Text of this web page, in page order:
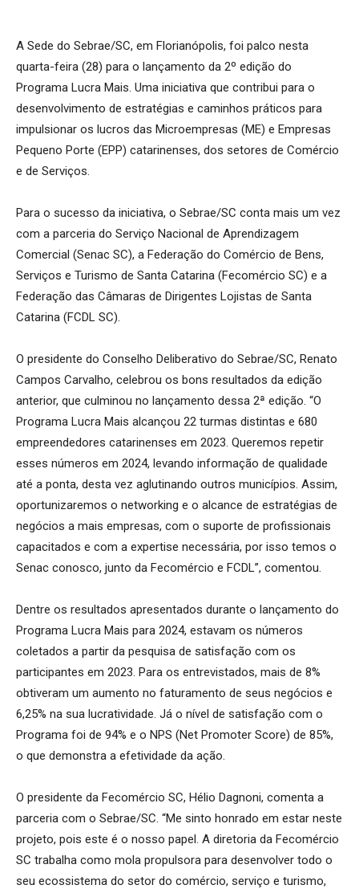
A Sede do Sebrae/SC, em Florianópolis, foi palco nesta
quarta-feira (28) para o lançamento da 2º edição do
Programa Lucra Mais. Uma iniciativa que contribui para o
desenvolvimento de estratégias e caminhos práticos para
impulsionar os lucros das Microempresas (ME) e Empresas
Pequeno Porte (EPP) catarinenses, dos setores de Comércio
e de Serviços.
Para o sucesso da iniciativa, o Sebrae/SC conta mais um vez
com a parceria do Serviço Nacional de Aprendizagem
Comercial (Senac SC), a Federação do Comércio de Bens,
Serviços e Turismo de Santa Catarina (Fecomércio SC) e a
Federação das Câmaras de Dirigentes Lojistas de Santa
Catarina (FCDL SC).
O presidente do Conselho Deliberativo do Sebrae/SC, Renato
Campos Carvalho, celebrou os bons resultados da edição
anterior, que culminou no lançamento dessa 2ª edição. “O
Programa Lucra Mais alcançou 22 turmas distintas e 680
empreendedores catarinenses em 2023. Queremos repetir
esses números em 2024, levando informação de qualidade
até a ponta, desta vez aglutinando outros municípios. Assim,
oportunizaremos o networking e o alcance de estratégias de
negócios a mais empresas, com o suporte de profissionais
capacitados e com a expertise necessária, por isso temos o
Senac conosco, junto da Fecomércio e FCDL”, comentou.
Dentre os resultados apresentados durante o lançamento do
Programa Lucra Mais para 2024, estavam os números
coletados a partir da pesquisa de satisfação com os
participantes em 2023. Para os entrevistados, mais de 8%
obtiveram um aumento no faturamento de seus negócios e
6,25% na sua lucratividade. Já o nível de satisfação com o
Programa foi de 94% e o NPS (Net Promoter Score) de 85%,
o que demonstra a efetividade da ação.
O presidente da Fecomércio SC, Hélio Dagnoni, comenta a
parceria com o Sebrae/SC. “Me sinto honrado em estar neste
projeto, pois este é o nosso papel. A diretoria da Fecomércio
SC trabalha como mola propulsora para desenvolver todo o
seu ecossistema do setor do comércio, serviço e turismo,